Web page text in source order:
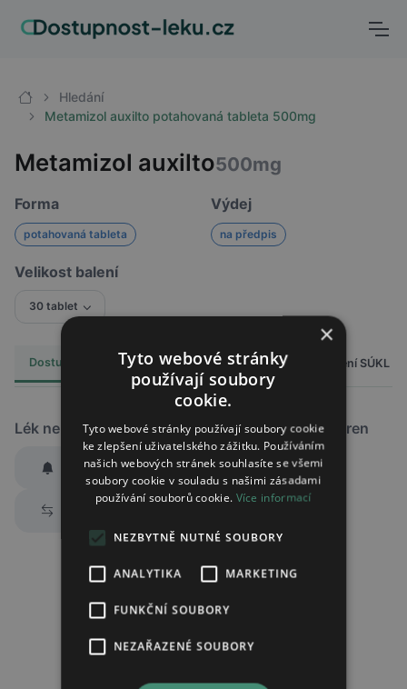
Hledání
Metamizol auxilto potahovaná tableta 500mg
Metamizol auxilto500mg
Forma
potahovaná tableta
Výdej
na předpis
Velikost balení
30 tablet
Dostupnost Cena Alternativy 7 Hlášení SÚKL
Lék není dostupný v žádné ze sledovaných lékáren
Hlídat dostupnost
Zaslat jednorázově emailem informaci o naskladnění
Metamizol auxilto potahovaná tableta
500mg
Chci dostávat slevové nabídky a novinky
zpracování osobních údajů.
Seznámil/a jsem se sezásadami zpracování osobních údajů
×
Tyto webové stránky
používají soubory
cookie.
Tyto webové stránky používají soubory cookie
ke zlepšení uživatelského zážitku. Používáním
našich webových stránek souhlasíte se všemi
soubory cookie v souladu s našimi zásadami
používání souborů cookie. Více informací
NEZBYTNĚ NUTNÉ SOUBORY
ANALYTIKA MARKETING
FUNKČNÍ SOUBORY
NEZAŘAZENÉ SOUBORY